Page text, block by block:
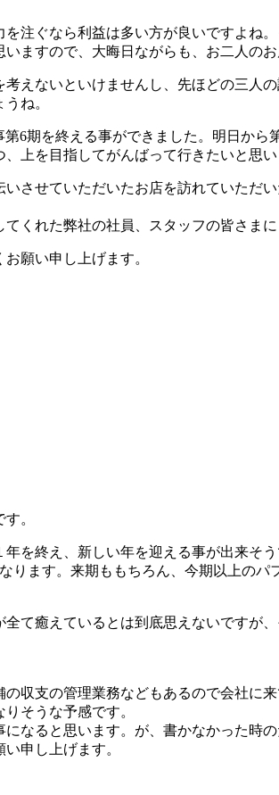
注ぐなら利益は多い方が良いですよね
ますので、大晦日ながらも、お二人の
えないといけませんし、先ほどの三人
ね。
第6期を終える事ができました。明日か
上を目指してがんばって行きたいと思い
させていただいたお店を訪れていただ
くれた弊社の社員、スタッフの皆さまに
願い申し上げます。
。
を終え、新しい年を迎える事が出来
ります。来期ももちろん、今期以上の
て癒えているとは到底思えないですが
収支の管理業務などもあるので会社に
そうな予感です。
なると思います。が、書かなかった時の
申し上げます。